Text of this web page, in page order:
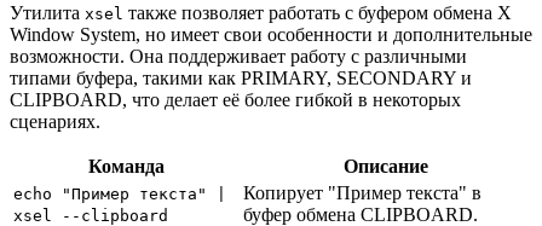
Утилита xsel также позволяет работать с буфером обмена X
Window System, но имеет свои особенности и дополнительные
возможности. Она поддерживает работу с различными
типами буфера, такими как PRIMARY, SECONDARY и
CLIPBOARD, что делает её более гибкой в некоторых
сценариях.
Команда Описание
echo "Пример текста" |
xsel --clipboard
Копирует "Пример текста" в
буфер обмена CLIPBOARD.